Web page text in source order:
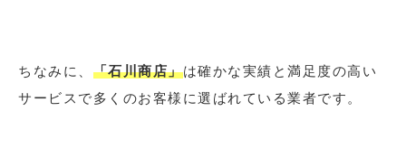
ちなみに、 「石川商店」は確かな実績と満足度の高い
サービスで多くのお客様に選ばれている業者です。